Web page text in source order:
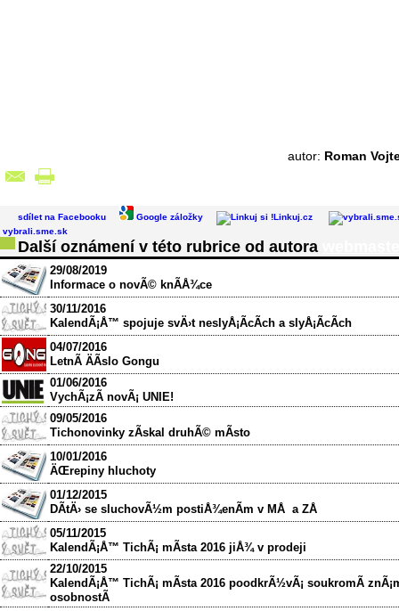
autor: Roman
sdílet na Facebooku Google záložky
Linkuj.cz
vybrali.sme.sk
Další oznámení v této rubrice od autora
29/08/2019
Informace o novÃ© knÃ­Å¾ce
30/11/2016
KalendÃ¡Å™ spojuje svÄ›t neslyÅ¡Ã­cÃ­ch a slyÅ¡Ã­cÃ­ch
04/07/2016
LetnÃ­ ÄÃ­slo Gongu
01/06/2016
VychÃ¡zÃ­ novÃ¡ UNIE!
09/05/2016
Tichonovinky zÃ­skal druhÃ© mÃ­sto
10/01/2016
ÄŒrepiny hluchoty
01/12/2015
DÃ­tÄ› se sluchovÃ½m postiÅ¾enÃ­m v MÅ a ZÅ
05/11/2015
KalendÃ¡Å™ TichÃ¡ mÃ­sta 2016 jiÅ¾ v prodeji
22/10/2015
KalendÃ¡Å™ TichÃ¡ mÃ­sta 2016 poodkrÃ½vÃ¡ soukromÃ­
osobnostÃ­